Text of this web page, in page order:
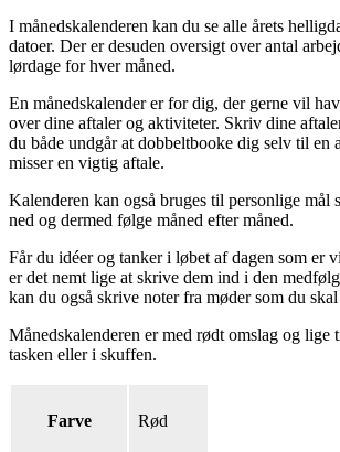
I månedskalenderen kan du se alle årets
datoer. Der er desuden oversigt over antal
lørdage for hver måned.
En månedskalender er for dig, der gerne vil
over dine aftaler og aktiviteter. Skriv dine
du både undgår at dobbeltbooke dig selv til en
misser en vigtig aftale.
Kalenderen kan også bruges til personlige mål
ned og dermed følge måned efter måned.
Får du idéer og tanker i løbet af dagen som er
er det nemt lige at skrive dem ind i den
kan du også skrive noter fra møder som du
Månedskalenderen er med rødt omslag og lige
tasken eller i skuffen.
Farve Rød